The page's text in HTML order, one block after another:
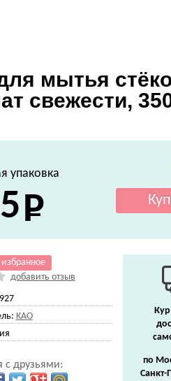
мытья
свежести,
упаковка
добавить отзыв
KAO
с друзьями:
по
Санкт-